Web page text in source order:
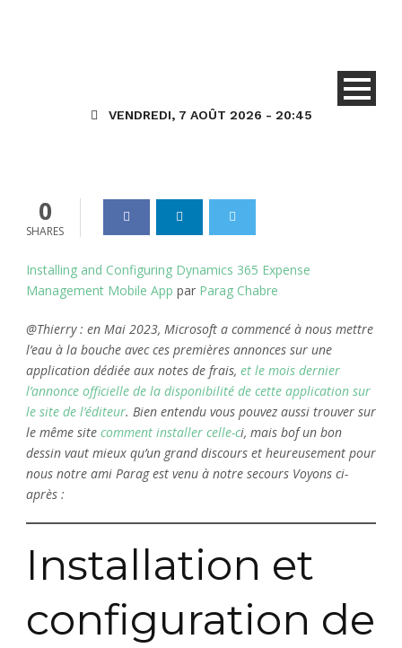
VENDREDI, 7 AOÛT 2026 - 20:45
Dynamics_365 07 Déc 2023 0
0
SHARES
Installing and Configuring Dynamics 365 Expense
Management Mobile App par Parag Chabre
@Thierry : en Mai 2023, Microsoft a commencé à nous mettre
l’eau à la bouche avec ces premières annonces sur une
application dédiée aux notes de frais, et le mois dernier
l’annonce officielle de la disponibilité de cette application sur
le site de l’éditeur. Bien entendu vous pouvez aussi trouver sur
le même site comment installer celle-ci, mais bof un bon
dessin vaut mieux qu’un grand discours et heureusement pour
nous notre ami Parag est venu à notre secours Voyons ci-
après :
Installation et
configuration de